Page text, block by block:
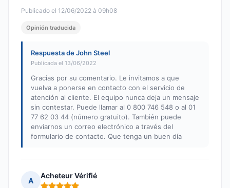
Publicado el 12/06/2022 à 09h08
Opinión traducida
Respuesta de John Steel
Publicada el 13/06/2022
Gracias por su comentario. Le invitamos a que
vuelva a ponerse en contacto con el servicio de
atención al cliente. El equipo nunca deja un mensaje
sin contestar. Puede llamar al 0 800 746 548 o al 01
77 62 03 44 (número gratuito). También puede
enviarnos un correo electrónico a través del
formulario de contacto. Que tenga un buen día
A
Acheteur Vérifié